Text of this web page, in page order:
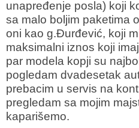
unapređenje posla) koji
sa malo boljim paketima
oni kao g.Đurđević, koji
maksimalni iznos koji
par modela kopji su
pogledam dvadesetak
prebacim u servis na
pregledam sa mojim
kaparišemo.